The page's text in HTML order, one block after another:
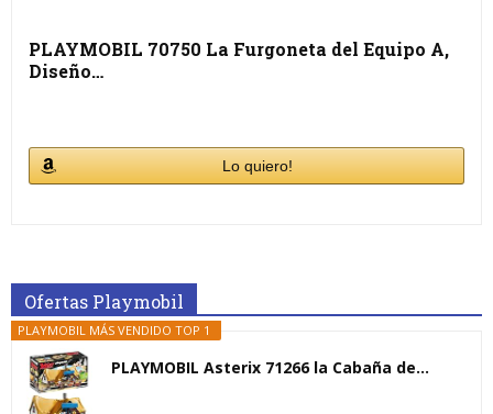
PLAYMOBIL 70750 La Furgoneta del Equipo A,
Diseño…
Lo quiero!
Ofertas Playmobil
PLAYMOBIL MÁS VENDIDO TOP 1
PLAYMOBIL Asterix 71266 la Cabaña de...